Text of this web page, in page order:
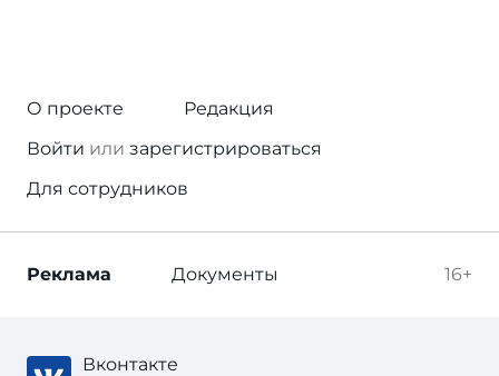
О проекте
Редакция
Войти или зарегистрироваться
Для сотрудников
16+
Реклама Документы
Вконтакте